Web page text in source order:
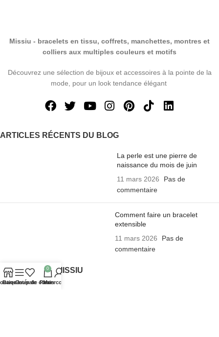
Missiu - bracelets en tissu, coffrets, manchettes, montres et
colliers aux multiples couleurs et motifs
Découvrez une sélection de bijoux et accessoires à la pointe de la
mode, pour un look tendance élégant
ARTICLES RÉCENTS DU BLOG
La perle est une pierre de
naissance du mois de juin
11 mars 2026
Pas de
commentaire
Comment faire un bracelet
extensible
11 mars 2026
Pas de
commentaire
A PROPOS DE MISSIU
Barre latérale
Coup de cœur
0
Panier
Mon compte